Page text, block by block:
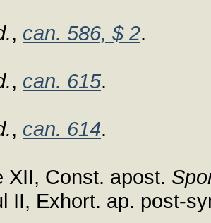
, can. 586, $ 2.
, can. 615.
, can. 614.
XII, Const. apost.
II, Exhort. ap. post-